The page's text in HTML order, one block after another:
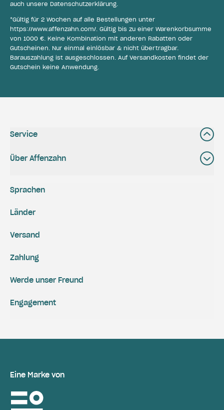
auch unsere Datenschutzerklärung.
*Gültig für 2 Wochen auf alle Bestellungen unter
https://www.affenzahn.com/. Gültig bis zu einer Warenkorbsumme
von 1000 €. Keine Kombination mit anderen Rabatten oder
Gutscheinen. Nur einmal einlösbar & nicht übertragbar.
Barauszahlung ist ausgeschlossen. Auf Versandkosten findet der
Gutschein keine Anwendung.
Service
Über Affenzahn
Versand
Zahlung
Engagement
Werde unser Freund
Sprachen
Länder
Eine Marke von